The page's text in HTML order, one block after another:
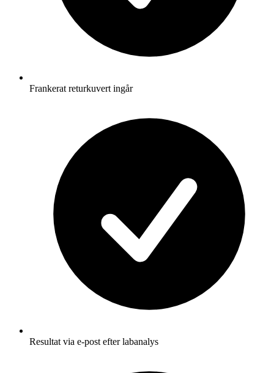
Frankerat returkuvert ingår
Resultat via e-post efter labanalys